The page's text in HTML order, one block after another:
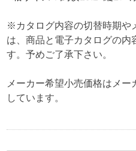
※カタログ内容の切替時期や
は、商品と電子カタログの内
す。予めご了承下さい。
メーカー希望小売価格はメ
しています。